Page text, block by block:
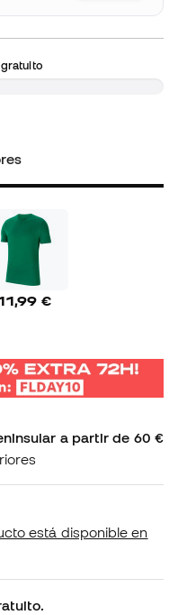
€
a partir de 60 €
está disponible en